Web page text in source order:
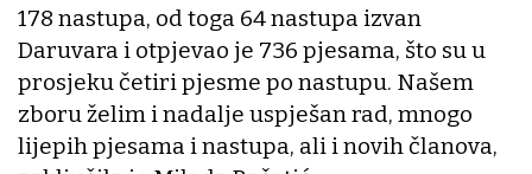
178 nastupa, od toga 64 nastupa izvan
Daruvara i otpjevao je 736 pjesama, što su u
prosjeku četiri pjesme po nastupu. Našem
zboru želim i nadalje uspješan rad, mnogo
lijepih pjesama i nastupa, ali i novih članova,